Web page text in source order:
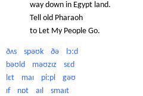
way down in Egypt land.
Tell old Pharaoh
to Let My People Go.
ðʌs spəʊk ðə lɔːd
bəʊld məʊzɪz sɛd
lɛt maɪ piːpl gəʊ
ɪf nɒt aɪl smaɪt